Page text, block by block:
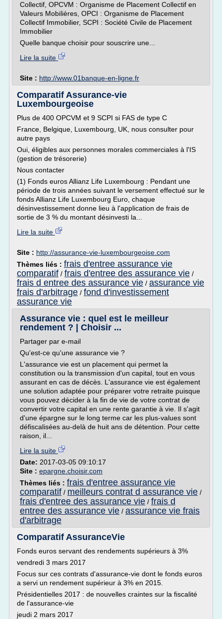
Collectif, OPCVM : Organisme de Placement Collectif en
Valeurs Mobilières, OPCI : Organisme de Placement
Collectif Immobilier, SCPI : Société Civile de Placement
Immobilier
Quelle banque choisir pour souscrire une...
Lire la suite
Site : http://www.01banque-en-ligne.fr
Comparatif Assurance-vie
Luxembourgeoise
Plus de 400 OPCVM et 9 SCPI si FAS de type C
France, Belgique, Luxembourg, UK, nous consulter pour
autre pays
Oui, éligibles aux personnes morales commerciales à l'IS
(gestion de trésorerie)
Nous contacter
(1) Fonds euros Allianz Life Luxembourg : Pendant une
période de trois années suivant le versement effectué sur le
fonds Allianz Life Luxembourg Euro, chaque
désinvestissement donne lieu à l'application de frais de
sortie de 3 % du montant désinvesti la...
Lire la suite
Site : http://assurance-vie-luxembourgeoise.com
Thèmes liés : frais d'entree assurance vie
comparatif / frais d'entree des assurance vie /
frais d entree des assurance vie / assurance vie
frais d'arbitrage / fond d'investissement
assurance vie
Assurance vie : quel est le meilleur
rendement ? | Choisir ...
Partager par e-mail
Qu'est-ce qu'une assurance vie ?
L'assurance vie est un placement qui permet la
constitution ou la transmission d'un capital, tout en vous
assurant en cas de décès. L'assurance vie est également
une solution adaptée pour préparer votre retraite puisque
vous pouvez décider à la fin de vie de votre contrat de
convertir votre capital en une rente garantie à vie. Il s'agit
d'une épargne sur le long terme car les plus-values sont
défiscalisées au-delà de huit ans de détention. Pour cette
raison, il...
Lire la suite
Date: 2017-03-05 09:10:17
Site : epargne.choisir.com
Thèmes liés : frais d'entree assurance vie
comparatif / meilleurs contrat d assurance vie /
frais d'entree des assurance vie / frais d
entree des assurance vie / assurance vie frais
d'arbitrage
Comparatif AssuranceVie
Fonds euros servant des rendements supérieurs à 3%
vendredi 3 mars 2017
Focus sur ces contrats d'assurance-vie dont le fonds euros
a servi un rendement supérieur à 3% en 2015.
Présidentielles 2017 : de nouvelles craintes sur la fiscalité
de l'assurance-vie
jeudi 2 mars 2017